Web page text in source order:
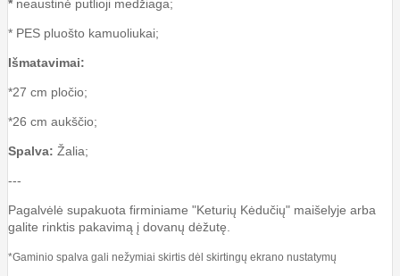
*neaustinė putlioji medžiaga;
* PES pluošto kamuoliukai;
Išmatavimai:
*27 cm pločio;
*26 cm aukščio;
Spalva: Žalia;
---
Pagalvėlė supakuota firminiame "Keturių Kėdučių" maišelyje arba
galite rinktis pakavimą į dovanų dėžutę.
*Gaminio spalva gali nežymiai skirtis dėl skirtingų ekrano nustatymų